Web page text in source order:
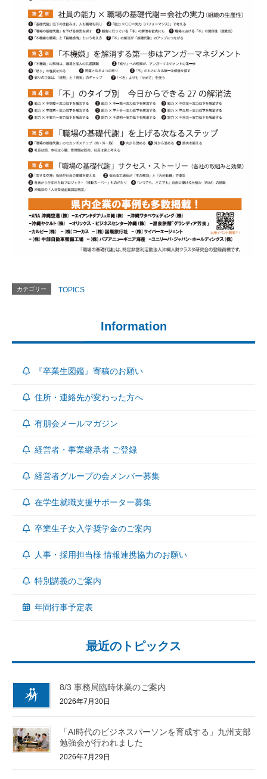
カテゴリー TOPICS
Information
『卒業生図鑑』寄稿のお願い
住所・連絡先が変わった方へ
有朋会メールマガジン
経営者・事業継承者 ご登録
経営者グループの会メンバー募集
在学生就職支援サポーター募集
卒業生子女入学奨学金のご案内
人事・採用担当様 情報連携協力のお願い
特別講義のご案内
年間行事予定表
最近のトピックス
8/3 事務局臨時休業のご案内
2026年7月30日
「AI時代のビジネスパーソンを育成する」九州支部
勉強会が行われました
2026年7月29日